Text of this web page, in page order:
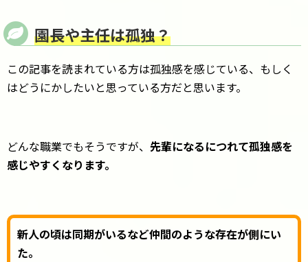
園長や主任は孤独？
この記事を読まれている方は孤独感を感じている、もしく
はどうにかしたいと思っている方だと思います。
どんな職業でもそうですが、 先輩になるにつれて孤独感を
感じやすくなります。
新人の頃は同期がいるなど仲間のような存在が側にい
た。